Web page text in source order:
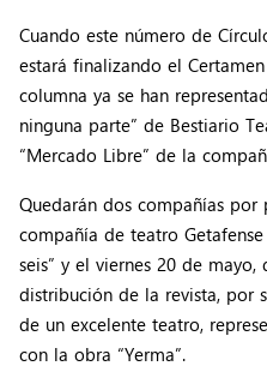
Cuando este número de
estará finalizando el
columna ya se han
ninguna parte” de Bestiario
“Mercado Libre” de la
Quedarán dos compañías
compañía de teatro
seis” y el viernes 20 de
distribución de la revista, por
de un excelente teatro,
con la obra “Yerma”.